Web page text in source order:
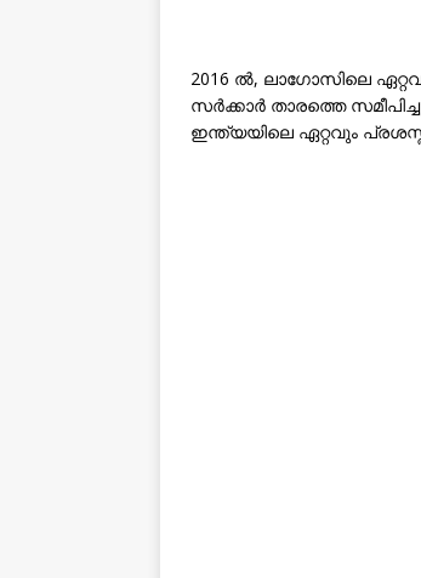
2016 ൽ, ലാഗോസിലെ
സർക്കാർ താരത്തെ
ഇന്ത്യയിലെ ഏറ്റവും